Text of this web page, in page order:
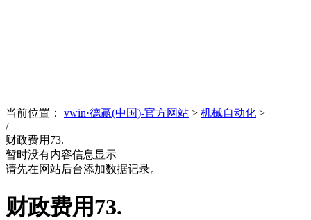
当前位置： vwin·德赢(中国)-官方网站 > 机械自动化 >
/
财政费用73.
暂时没有内容信息显示
请先在网站后台添加数据记录。
财政费用73.